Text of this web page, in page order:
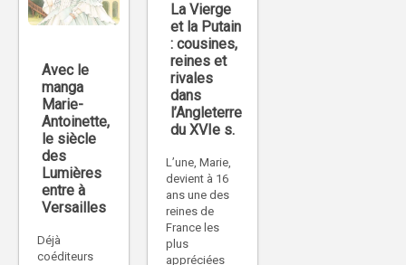
Avec le
manga
Marie-
Antoinette,
le siècle
des
Lumières
entre à
Versailles
Déjà
coéditeurs
La Vierge
et la Putain
: cousines,
reines et
rivales
dans
l’Angleterre
du XVIe s.
L’une, Marie,
devient à 16
ans une des
reines de
France les
plus
appréciées